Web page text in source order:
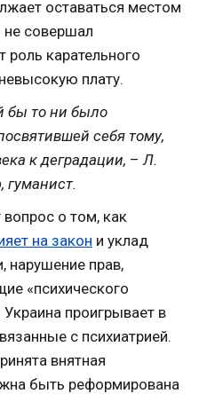
оставаться местом
не совершал
роль карательного
плату.
бы то ни было
себя тому,
к деградации, – Л.
гуманист.
о том, как
на закон и уклад
нарушение прав,
«психического
проигрывает в
с психиатрией.
внятная
быть реформирована